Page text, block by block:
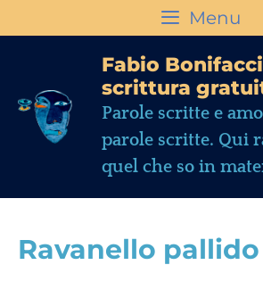
Menu
Fabio
scrittura
Parole scritte e
parole scritte. Qui
quel che so in
Ravanello pallido